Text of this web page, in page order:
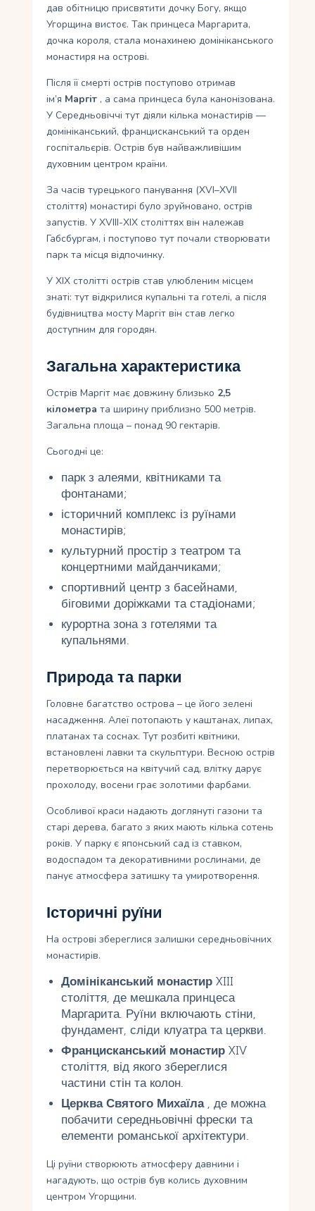
дав обітницю присвятити дочку Богу, якщо
Угорщина вистоє. Так принцеса Маргарита,
дочка короля, стала монахинею домініканського
монастиря на острові.
Після її смерті острів поступово отримав
ім’я Маргіт , а сама принцеса була канонізована.
У Середньовіччі тут діяли кілька монастирів —
домініканський, францисканський та орден
госпітальєрів. Острів був найважливішим
духовним центром країни.
За часів турецького панування (XVI–XVII
століття) монастирі було зруйновано, острів
запустів. У XVIII-XIX століттях він належав
Габсбургам, і поступово тут почали створювати
парк та місця відпочинку.
У XIX столітті острів став улюбленим місцем
знаті: тут відкрилися купальні та готелі, а після
будівництва мосту Маргіт він став легко
доступним для городян.
Загальна характеристика
Острів Маргіт має довжину близько 2,5
кілометра та ширину приблизно 500 метрів.
Загальна площа – понад 90 гектарів.
Сьогодні це:
парк з алеями, квітниками та
фонтанами;
історичний комплекс із руїнами
монастирів;
культурний простір з театром та
концертними майданчиками;
спортивний центр з басейнами,
біговими доріжками та стадіонами;
курортна зона з готелями та
купальнями.
Природа та парки
Головне багатство острова – це його зелені
насадження. Алеї потопають у каштанах, липах,
платанах та соснах. Тут розбиті квітники,
встановлені лавки та скульптури. Весною острів
перетворюється на квітучий сад, влітку дарує
прохолоду, восени грає золотими фарбами.
Особливої ​​краси надають доглянуті газони та
старі дерева, багато з яких мають кілька сотень
років. У парку є японський сад із ставком,
водоспадом та декоративними рослинами, де
панує атмосфера затишку та умиротворення.
Історичні руїни
На острові збереглися залишки середньовічних
монастирів.
Домініканський монастирXIII
століття, де мешкала принцеса
Маргарита. Руїни включають стіни,
фундамент, сліди клуатра та церкви.
Францисканський монастирXIV
століття, від якого збереглися
частини стін та колон.
Церква Святого Михаїла, де можна
побачити середньовічні фрески та
елементи романської архітектури.
Ці руїни створюють атмосферу давнини і
нагадують, що острів був колись духовним
центром Угорщини.